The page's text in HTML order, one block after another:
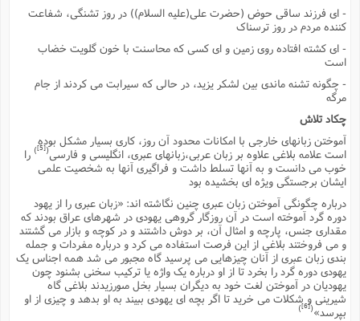
- اى فرزند ساقى حوض (حضرت على(علیه السلام)) در روز تشنگى، شفاعت
کننده مردم در روز ترسناک
- اى کشته افتاده روى زمین و اى کسى که محاسنت با خون گلویت خضاب
است
- چگونه تشنه ماندى بین لشکر یزید، در حالى که سیرابت مى کردند از جام
مرگه
چکاد تلاش
آموختن زبانهاى خارجى با امکانات محدود آن روز، کارى بسیار مشکل بوده
است علامه بلاغى علاوه بر زبان عربى،زبانهاى عبرى، انگلیسى و فارسى(
[5]
)را
خوب مى دانست و به آنها تسلط داشت و فراگیرى آنها به شخصیت علمى
ایشان برجستگى ویژه اى بخشیده بود
درباره چگونگى آموختن زبان عبرى چنین نگاشته اند: «زبان عبرى را از یهود
دوره گرد آموخته است در آن روزگار گروهى یهودى در شهرهاى عراق بودند که
مقدارى جنس، پارچه و امثال آن، بر دوش داشتند و در کوچه و بازار مى گشتند
و مى فروختند بلاغى از این فرصت استفاده مى کرد و درباره مفردات و جمله
بندى زبان عبرى از آنان چیزهایى مى پرسید گاه مجبور مى شد همه اجناس یک
یهودى دوره گرد را بخرد تا از او درباره یک واژه یا ترکیب سخنى بشنود چون
یهودیان در آموختن لغت خود به دیگران بسیار بخل مىورزیدند بلاغى گاه
شیرینى و شکلات مى خرید تا اگر بچه اى یهودى ببیند به او بدهد و چیزى از او
بپرسد»(
[6]
)